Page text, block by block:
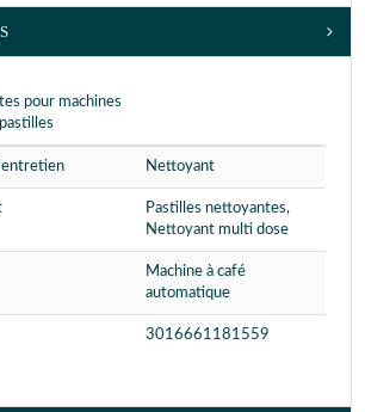
pour machines
Nettoyant
Pastilles nettoyantes,
Nettoyant multi dose
Machine à café
automatique
3016661181559